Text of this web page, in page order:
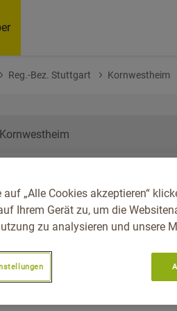
Reg.-Bez. Stuttgart Kornwestheim
auf „Alle Cookies akzeptieren“
Ihrem Gerät zu, um die
zu analysieren und unsere